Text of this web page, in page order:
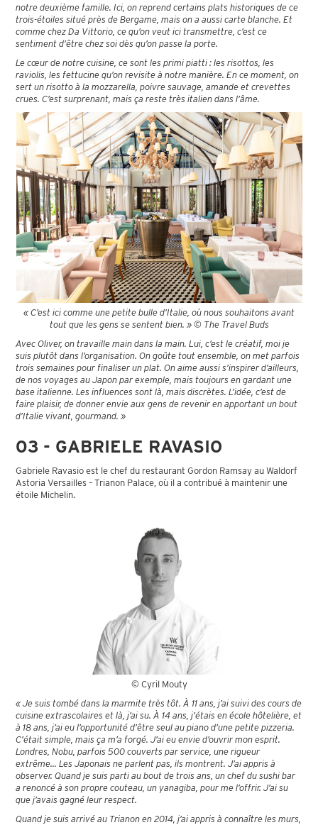
notre deuxième famille. Ici, on reprend certains plats historiques de ce
trois-étoiles situé près de Bergame, mais on a aussi carte blanche. Et
comme chez Da Vittorio, ce qu’on veut ici transmettre, c’est ce
sentiment d’être chez soi dès qu’on passe la porte.
Le cœur de notre cuisine, ce sont les primi piatti : les risottos, les
raviolis, les fettucine qu’on revisite à notre manière. En ce moment, on
sert un risotto à la mozzarella, poivre sauvage, amande et crevettes
crues. C’est surprenant, mais ça reste très italien dans l’âme.
« C’est ici comme une petite bulle d’Italie, où nous souhaitons avant
tout que les gens se sentent bien. » © The Travel Buds
Avec Oliver, on travaille main dans la main. Lui, c’est le créatif, moi je
suis plutôt dans l’organisation. On goûte tout ensemble, on met parfois
trois semaines pour finaliser un plat. On aime aussi s’inspirer d’ailleurs,
de nos voyages au Japon par exemple, mais toujours en gardant une
base italienne. Les influences sont là, mais discrètes. L’idée, c’est de
faire plaisir, de donner envie aux gens de revenir en apportant un bout
d’Italie vivant, gourmand. »
03 - GABRIELE RAVASIO
Gabriele Ravasio est le chef du restaurant Gordon Ramsay au Waldorf
Astoria Versailles – Trianon Palace, où il a contribué à maintenir une
étoile Michelin.
© Cyril Mouty
« Je suis tombé dans la marmite très tôt. À 11 ans, j’ai suivi des cours de
cuisine extrascolaires et là, j’ai su. À 14 ans, j’étais en école hôtelière, et
à 18 ans, j’ai eu l’opportunité d’être seul au piano d’une petite pizzeria.
C’était simple, mais ça m’a forgé. J’ai eu envie d’ouvrir mon esprit.
Londres, Nobu, parfois 500 couverts par service, une rigueur
extrême... Les Japonais ne parlent pas, ils montrent. J’ai appris à
observer. Quand je suis parti au bout de trois ans, un chef du sushi bar
a renoncé à son propre couteau, un yanagiba, pour me l’offrir. J’ai su
que j’avais gagné leur respect.
Quand je suis arrivé au Trianon en 2014, j’ai appris à connaître les murs,